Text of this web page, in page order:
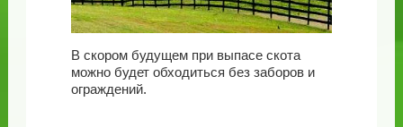
В скором будущем при выпасе скота
можно будет обходиться без заборов и
ограждений.